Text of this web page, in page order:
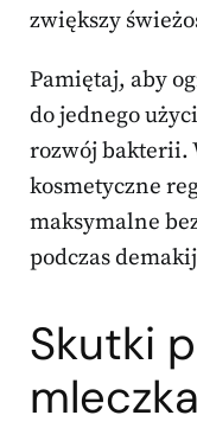
zwiększy
Pamiętaj, aby
do jednego
rozwój bakterii.
kosmetyczne
maksymalne
podczas
Skutki